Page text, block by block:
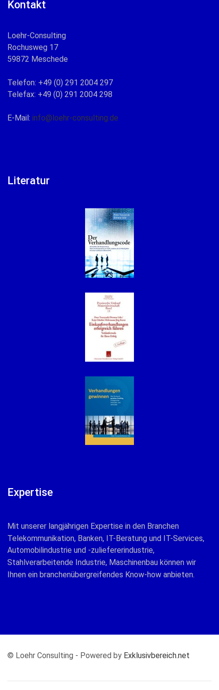
Kontakt
Loehr-Consulting
Rochusweg 17
59872 Meschede
Telefon: +49 (0) 291 2004 297
Telefax: +49 (0) 291 2004 298
E-Mail: info@loehr-consulting.de
Literatur
Expertise
Mit unserer langjährigen Expertise in den Branchen
Telekommunikation, Banken, IT-Beratung und IT-Services,
Automobilindustrie und -zuliefererindustrie,
Stahlverarbeitende Industrie, Maschinenbau können wir
Ihnen ein branchenübergreifendes Know-how anbieten.
© Loehr Consulting - Powered by Exklusivbereich.net